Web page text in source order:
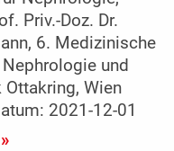
Priv.-Doz. Dr.
6. Medizinische
und
Ottakring, Wien
2021-12-01